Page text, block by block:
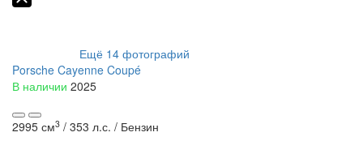
Ещё 14 фотографий
Porsche Cayenne Coupé
В наличии 2025
2995 см3 / 353 л.с. / Бензин